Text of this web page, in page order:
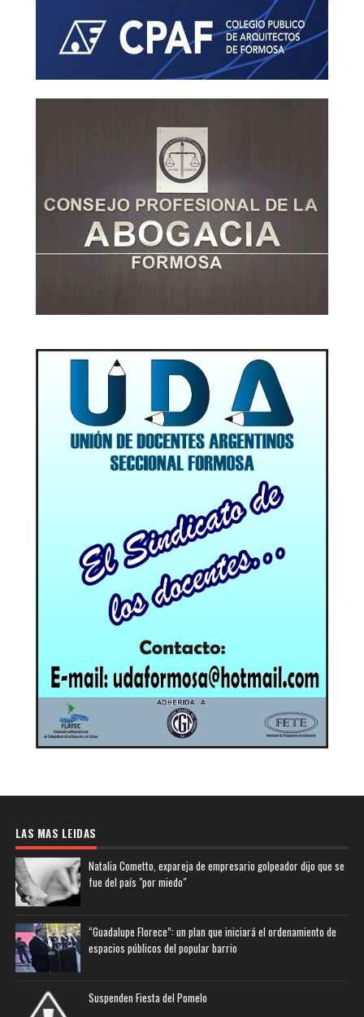
LAS MAS LEIDAS
Natalia Cometto, expareja de empresario golpeador dijo que se
fue del país "por miedo"
“Guadalupe Florece”: un plan que iniciará el ordenamiento de
espacios públicos del popular barrio
Suspenden Fiesta del Pomelo